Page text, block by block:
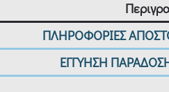
ΠΛΗΡΟΦΟΡΙΕΣ
ΕΓΓΥΗΣΗ